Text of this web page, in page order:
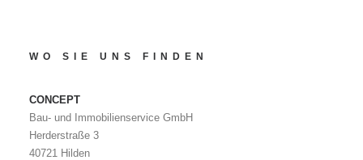
WO SIE UNS FINDEN
CONCEPT
Bau- und Immobilienservice GmbH
Herderstraße 3
40721 Hilden